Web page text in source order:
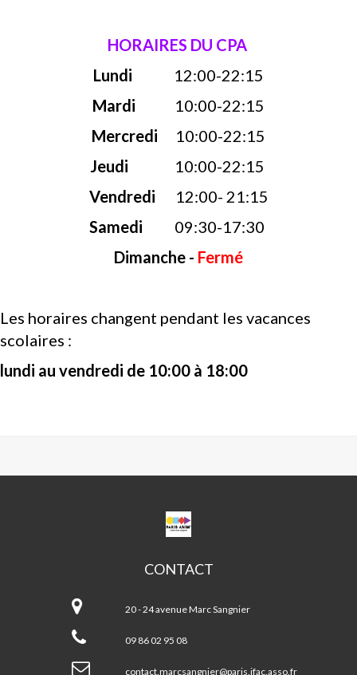
HORAIRES DU CPA
Lundi
12:00-22:15
Mardi
10:00-22:15
Mercredi
10:00-22:15
Jeudi
10:00-22:15
Vendredi
12:00- 21:15
Samedi
09:30-17:30
Dimanche - Fermé
Les horaires changent pendant les vacances
scolaires :
lundi au vendredi de 10:00 à 18:00
CPA
MARC
CONTACT
Marc
Sangnier
20 - 24 avenue Marc Sangnier
09 86 02 95 08
contact.marcsangnier@paris.ifac.asso.fr